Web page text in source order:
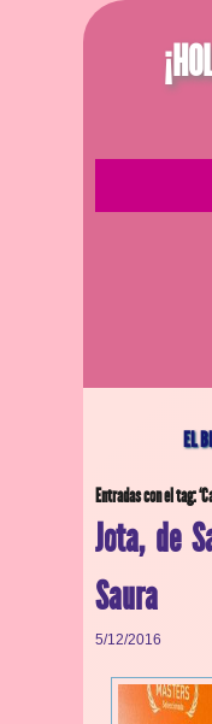
EL
Entradas con el tag:
Jota, de
Saura
5/12/2016